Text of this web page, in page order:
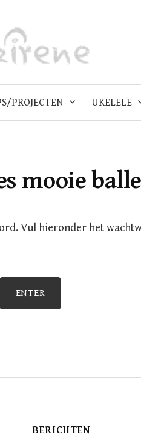
PROJECTEN UKELELE
mooie
Vul hieronder het
BERICHTEN